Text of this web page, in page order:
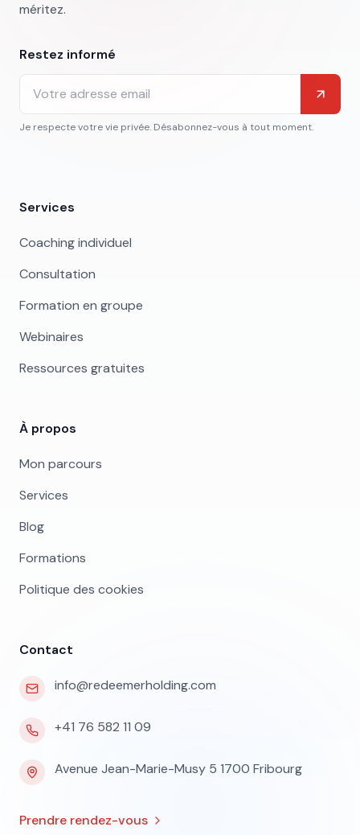
méritez.
Restez informé
Je respecte votre vie privée. Désabonnez-vous à tout moment.
Services
Coaching individuel
Consultation
Formation en groupe
Webinaires
Ressources gratuites
À propos
Mon parcours
Services
Blog
Formations
Politique des cookies
Contact
info@redeemerholding.com
+41 76 582 11 09
Avenue Jean-Marie-Musy 5 1700 Fribourg
Prendre rendez-vous